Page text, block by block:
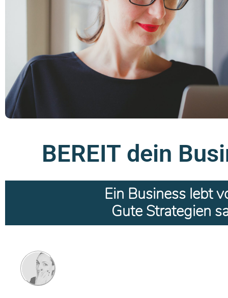
BEREIT dein
Ein Business lebt
Gute Strategien